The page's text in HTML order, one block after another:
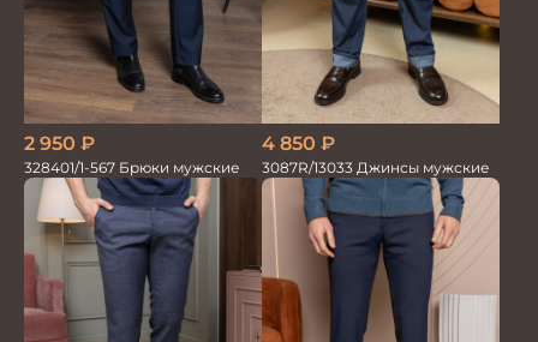
2 950 ₽
328401/1-567 Брюки мужские
4 850 ₽
3087R/13033 Джинсы мужские